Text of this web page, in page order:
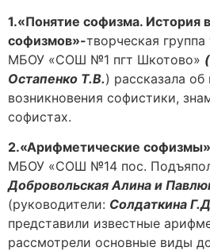
1.«Понятие софизма. История
софизмов»-творческая
МБОУ «СОШ №1 пгт Шкотово» (
Остапенко Т.В.) рассказала
возникновения софистики,
софистах.
2.«Арифметические софизмы»
МБОУ «СОШ №14 пос.
Добровольская Алина и
(руководители: Солдаткина
представили известные
рассмотрели основные виды